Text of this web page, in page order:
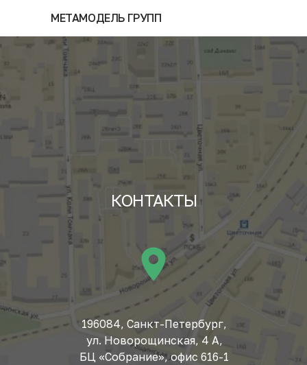
МЕТАМОДЕЛЬ ГРУПП
КОНТАКТЫ
196084, Санкт-Петербург,
ул. Новорощинская, 4 А,
БЦ «Собрание», офис 616-1